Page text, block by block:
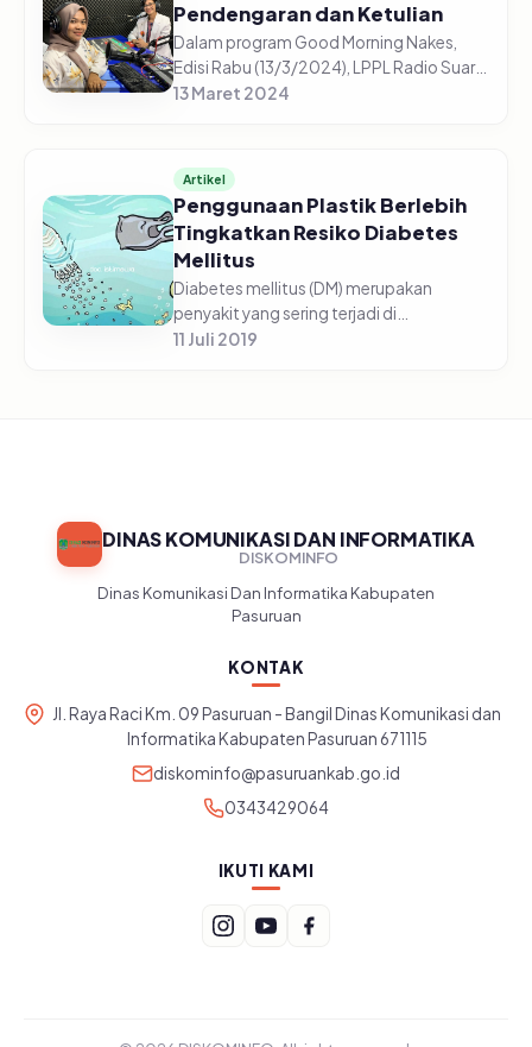
Pendengaran dan Ketulian
Dalam program Good Morning Nakes,
Edisi Rabu (13/3/2024), LPPL Radio Suara
Pasuruan FM 107 Dinas Komunikasi dan
dengan...
13 Maret 2024
Artikel
Penggunaan Plastik Berlebih
Tingkatkan Resiko Diabetes
Mellitus
Diabetes mellitus (DM) merupakan
penyakit yang sering terjadi di
masyarakat. Meskipun telah mengatur
11 Juli 2019
DINAS KOMUNIKASI DAN INFORMATIKA
DISKOMINFO
Dinas Komunikasi Dan Informatika Kabupaten
Pasuruan
KONTAK
Jl. Raya Raci Km. 09 Pasuruan - Bangil Dinas Komunikasi dan
Informatika Kabupaten Pasuruan 671115
diskominfo@pasuruankab.go.id
0343429064
IKUTI KAMI